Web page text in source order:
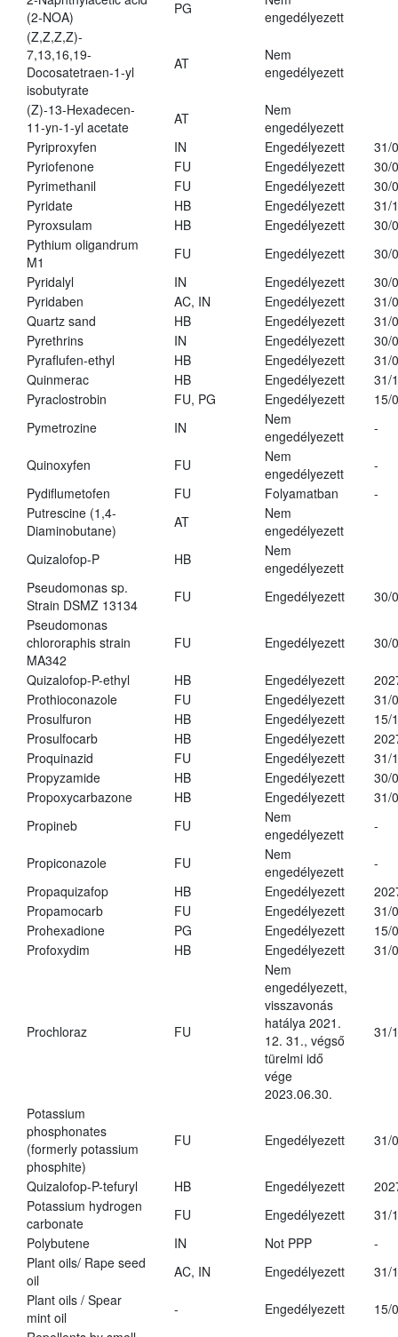
(2-NOA)
PG
engedélyezett
(Z,Z,Z,Z)-
7,13,16,19-
Docosatetraen-1-yl
isobutyrate
AT
Nem
engedélyezett
(Z)-13-Hexadecen-
11-yn-1-yl acetate
AT
Nem
engedélyezett
Pyriproxyfen
IN Engedélyezett
31/
Pyriofenone
FU Engedélyezett
30/
Pyrimethanil
FU Engedélyezett
30/
Pyridate
HB Engedélyezett
31/
Pyroxsulam
HB Engedélyezett
30/
Pythium oligandrum
M1
FU Engedélyezett
30/
Pyridalyl
IN Engedélyezett
30/
Pyridaben
AC, IN Engedélyezett
31/
Quartz sand
HB Engedélyezett
31/
Pyrethrins
IN Engedélyezett
30/
Pyraflufen-ethyl
HB Engedélyezett
31/
Quinmerac
HB Engedélyezett
31/
Pyraclostrobin
FU, PG Engedélyezett
15/
Pymetrozine
IN
Nem
engedélyezett
-
Quinoxyfen FU
Nem
engedélyezett
-
Pydiflumetofen
FU Folyamatban
-
Putrescine (1,4-
Diaminobutane)
AT
Nem
engedélyezett
Quizalofop-P
HB
Nem
engedélyezett
Pseudomonas sp.
Strain DSMZ 13134
FU Engedélyezett
30/
Pseudomonas
chlororaphis strain
MA342
FU Engedélyezett 30/
Quizalofop-P-ethyl HB Engedélyezett
Prothioconazole
FU Engedélyezett
31/
Prosulfuron
HB Engedélyezett
15/
Prosulfocarb
HB Engedélyezett
Proquinazid
FU Engedélyezett
31/
Propyzamide
HB Engedélyezett
30/
Propoxycarbazone
HB Engedélyezett
31/
Propineb
FU
Nem
engedélyezett
-
Propiconazole FU
Nem
engedélyezett
-
Propaquizafop
HB Engedélyezett
Propamocarb
FU Engedélyezett
31/
Prohexadione
PG Engedélyezett
15/
Profoxydim
HB Engedélyezett 31/
Prochloraz FU
Nem
engedélyezett,
visszavonás
hatálya 2021.
12. 31., végső
türelmi idő
vége
2023.06.30.
31/
Potassium
phosphonates
(formerly potassium
phosphite)
FU Engedélyezett 31/
Quizalofop-P-tefuryl HB Engedélyezett
Potassium hydrogen
carbonate
FU Engedélyezett
31/
Polybutene
IN Not PPP
-
Plant oils/ Rape seed
oil
AC, IN Engedélyezett
31/
Plant oils / Spear
mint oil
- Engedélyezett
15/